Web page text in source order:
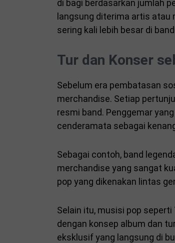
di bagi berdasarkan jumlah
langsung diterima artis atau
sering kali lebih besar di
Tur dan Konser
Sebelum era pembatasan
merchandise. Setiap
resmi band. Penggemar
cenderamata sebagai
Sebagai contoh, band
merchandise yang sangat
pop yang dikenakan lintas
Selain itu, musisi pop seperti
dengan konsep album dan
eksklusif yang langsung di